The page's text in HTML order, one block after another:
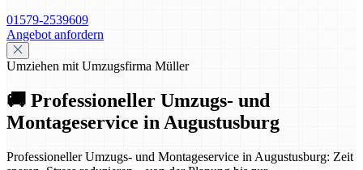
01579-2539609
Angebot anfordern
Umziehen mit Umzugsfirma Müller
🚚 Professioneller Umzugs- und
Montageservice in Augustusburg
Professioneller Umzugs- und Montageservice in Augustusburg: Zeit